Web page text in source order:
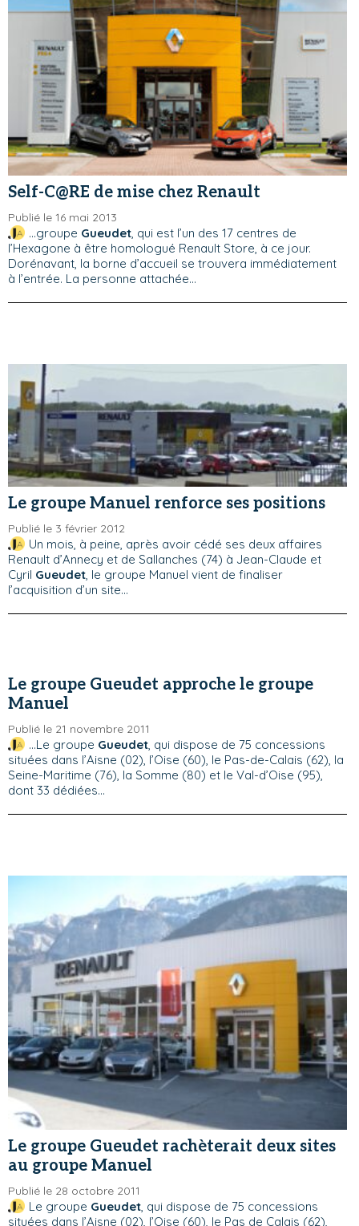
Self-C@RE de mise chez Renault
Publié le 16 mai 2013
...groupe Gueudet, qui est l’un des 17 centres de
l’Hexagone à être homologué Renault Store, à ce jour.
Dorénavant, la borne d’accueil se trouvera immédiatement
à l’entrée. La personne attachée...
Le groupe Manuel renforce ses positions
Publié le 3 février 2012
Un mois, à peine, après avoir cédé ses deux affaires
Renault d’Annecy et de Sallanches (74) à Jean-Claude et
Cyril Gueudet , le groupe Manuel vient de finaliser
l’acquisition d’un site...
Le groupe Gueudet approche le groupe
Manuel
Publié le 21 novembre 2011
...Le groupe Gueudet, qui dispose de 75 concessions
situées dans l’Aisne (02), l’Oise (60), le Pas-de-Calais (62), la
Seine-Maritime (76), la Somme (80) et le Val-d’Oise (95),
dont 33 dédiées...
Le groupe Gueudet rachèterait deux sites
au groupe Manuel
Publié le 28 octobre 2011
Le groupe Gueudet, qui dispose de 75 concessions
situées dans l’Aisne (02), l’Oise (60), le Pas de Calais (62),